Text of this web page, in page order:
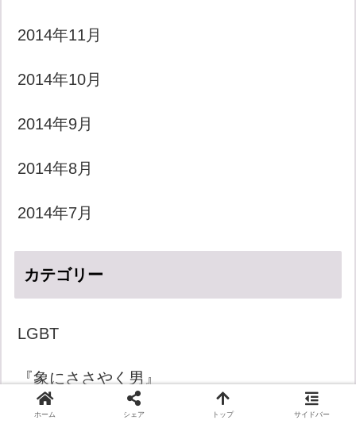
2014年11月
2014年10月
2014年9月
2014年8月
2014年7月
カテゴリー
LGBT
『象にささやく男』
ホーム シェア トップ サイドバー